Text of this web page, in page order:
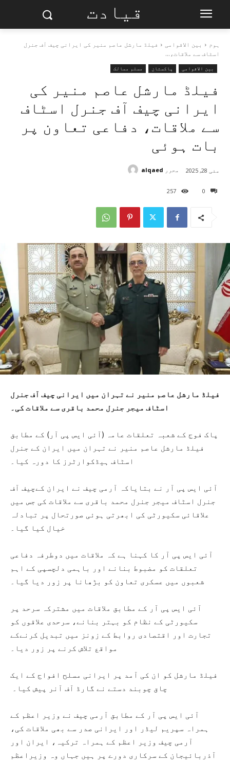
قیادت
ہوم بین الاقوامی
فیلڈ مارشل عاصم منیر کی ایرانی چیف آف جنرل
اسٹاف سے ملاقات،...
بین الاقوامی پاکستان مسلم ممالک
فیلڈ مارشل عاصم منیر کی
ایرانی چیف آف جنرل اسٹاف
سے ملاقات، دفاعی تعاون پر
بات ہوئی
0
257
مئی 28, 2025 محرر alqaed
فیلڈ مارشل عاصم منیر نے تہران میں ایرانی چیف آف جنرل
اسٹاف میجر جنرل محمد باقری سے ملاقات کی۔
پاک فوج کے شعبہ تعلقات عامہ (آئی ایس پی آر) کے مطابق
فیلڈ مارشل عاصم منیر نے تہران میں ایران کے جنرل
اسٹاف ہیڈکوارٹرز کا دورہ کیا۔
آئی ایس پی آر نے بتایاکہ آرمی چیف نے ایران کےچیف آف
جنرل اسٹاف میجر جنرل محمد باقری سے ملاقات کی جس میں
علاقائی سکیورٹی کی ابھرتی ہوئی صورتحال پر تبادلہ
خیال کیا گیا۔
آئی ایس پی آر کا کہنا ہے کہ ملاقات میں دوطرفہ دفاعی
تعلقات کو مضبوط بنانے اور باہمی دلچسپی کے اہم
شعبوں میں عسکری تعاون کو بڑھانا پر زور دیا گیا۔
آئی ایس پی آر کے مطابق ملاقات میں مشترکہ سرحد پر
سکیورٹی کے نظام کو بہتر بنانے، سرحدی علاقوں کو
تجارت اور اقتصادی روابط کے زونز میں تبدیل کرنےکے
مواقع تلاش کرنے پر زور دیا۔
فیلڈ مارشل کو ان کی آمد پر ایرانی مسلح افواج کے ایک
چاق چوبند دستے نے گارڈ آف آنر پیش کیا۔
آئی ایس پی آر کے مطابق آرمی چیف نے وزیر اعظم کے
ہمراہ سپریم لیڈر اور ایرانی صدر سے بھی ملاقات کی،
آرمی چیف وزیر اعظم کے ہمراہ ترکیہ، ایران اور
آذربائیجان کے سرکاری دورے پر ہیں جہاں وہ وزیراعظم